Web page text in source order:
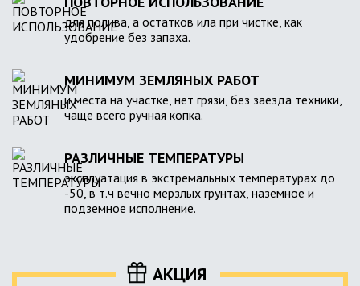
для полива, а остатков ила при чистке, как
удобрение без запаха.
МИНИМУМ ЗЕМЛЯНЫХ РАБОТ
и места на участке, нет грязи, без заезда техники,
чаще всего ручная копка.
РАЗЛИЧНЫЕ ТЕМПЕРАТУРЫ
эксплуатация в экстремальных температурах до
-50, в т.ч вечно мерзлых грунтах, наземное и
подземное исполнение.
АКЦИЯ